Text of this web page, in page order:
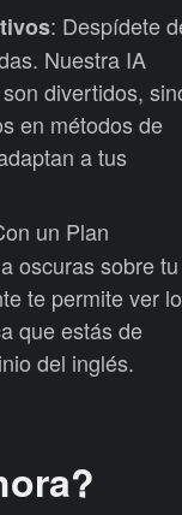
: Despídete
Nuestra IA
divertidos,
en métodos de
a tus
un Plan
oscuras sobre tu
te permite ver lo
que estás de
del inglés.